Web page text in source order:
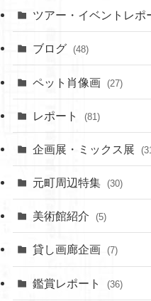
ツアー・イベントレポ
ブログ (48)
ペット肖像画 (27)
レポート (81)
企画展・ミックス展
元町周辺特集 (30)
美術館紹介 (5)
貸し画廊企画 (7)
鑑賞レポート (36)